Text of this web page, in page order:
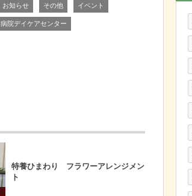
お知らせ その他 イベント
病院デイケアセンター
特養ひまわり フラワーアレンジメン
ト